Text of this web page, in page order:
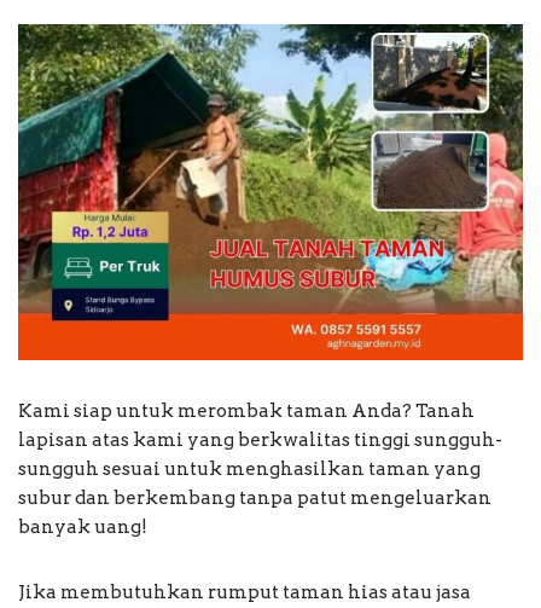
Kami siap untuk merombak taman Anda? Tanah
lapisan atas kami yang berkwalitas tinggi sungguh-
sungguh sesuai untuk menghasilkan taman yang
subur dan berkembang tanpa patut mengeluarkan
banyak uang!
Jika membutuhkan rumput taman hias atau jasa